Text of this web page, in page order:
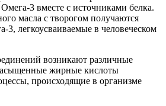
3 вместе с источниками белка.
масла с творогом получаются
3, легкоусваиваемые в человеческом
возникают различные
жирные кислоты
происходящие в организме